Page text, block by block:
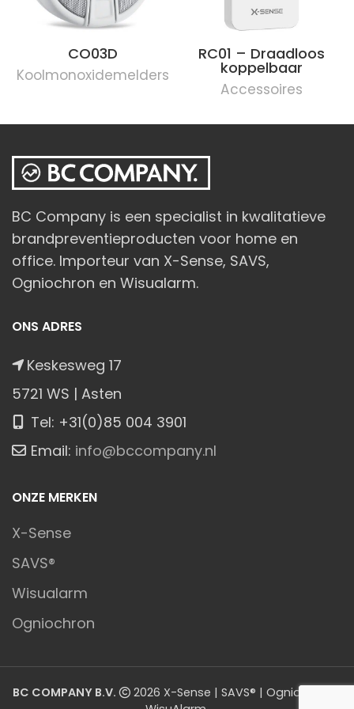
CO03D
Koolmonoxidemelders
RC01 – Draadloos
koppelbaar
Accessoires
BC Company is een specialist in kwalitatieve
brandpreventieproducten voor home en
office. Importeur van X-Sense, SAVS,
Ogniochron en Wisualarm.
ONS ADRES
Keskesweg 17
5721 WS | Asten
Tel: +31(0)85 004 3901
Email: info@bccompany.nl
ONZE MERKEN
X-Sense
SAVS®
Wisualarm
Ogniochron
BC COMPANY B.V.
2026 X-Sense | SAVS® | Ogniochron |